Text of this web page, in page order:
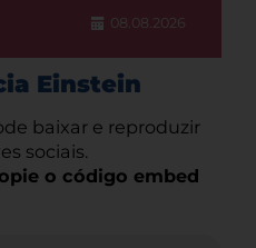
08.08.2026
Einstein
baixar e reproduzir
sociais.
o código embed